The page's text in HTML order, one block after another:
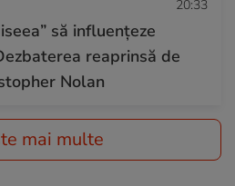
20:33
să influențeze
reaprinsă de
Nolan
mai multe